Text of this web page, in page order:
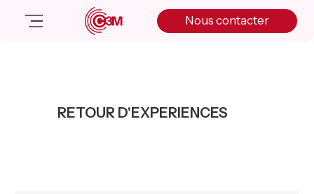
Nous contacter
Salle de presse
RETOUR D'EXPERIENCES